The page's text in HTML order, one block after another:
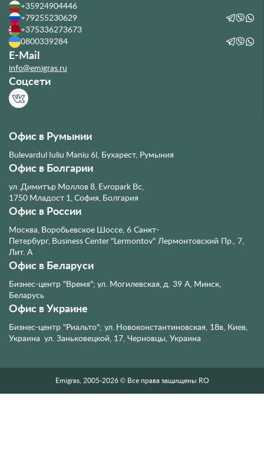
+35924904446
+79255230629
+375336273673
0800339284
E-Mail
info@emigras.ru
Соцсети
Офис в Румынии
Bulevardul Iuliu Maniu 6l, Бухарест, Румыния
Офис в Болгарии
ул. Димитър Моллов 8, Evropark Bc,
1750 Младост 1, София, Болгария
Офис в России
Москва, Воробьевское Шоссе, 6 Санкт-
Петербург, Business Center "Lermontov" Лермонтовский Пр., 7,
Лит. А
Офис в Беларуси
Бизнес-центр "Время"; ул. Могилевская, д. 39 А, Минск,
Беларусь
Офис в Украине
Бизнес-центр "Риальто"; ул. Новоконстантиновская, 18в, Киев,
Украина ул. Заньковецкой, 17, Черновцы, Украина
Emigras, 2005-2026 © Все права защищены RO